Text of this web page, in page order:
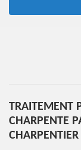
TRAITEMENT
CHARPENTE